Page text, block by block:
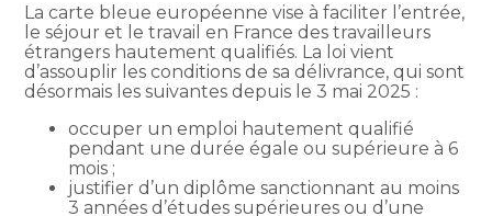
La carte bleue européenne vise à faciliter l’entrée,
le séjour et le travail en France des travailleurs
étrangers hautement qualifiés. La loi vient
d’assouplir les conditions de sa délivrance, qui sont
désormais les suivantes depuis le 3 mai 2025 :
occuper un emploi hautement qualifié
pendant une durée égale ou supérieure à 6
mois ;
justifier d’un diplôme sanctionnant au moins
3 années d’études supérieures ou d’une